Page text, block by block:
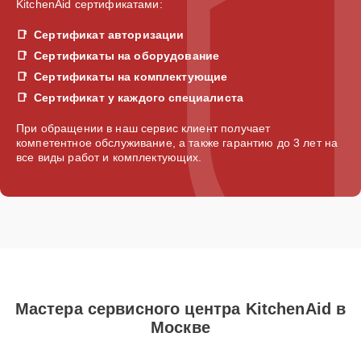
KitchenAid сертификатами:
Сертификат авторизации
Сертификаты на оборудование
Сертификаты на комплектующие
Сертификат у каждого специалиста
При обращении в наш сервис клиент получает
компетентное обслуживание, а также гарантию до 3 лет на
все виды работ и комплектующих.
Мастера сервисного центра KitchenAid в
Москве